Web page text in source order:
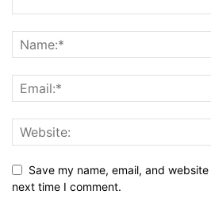
Save my name, email, and
next time I comment.